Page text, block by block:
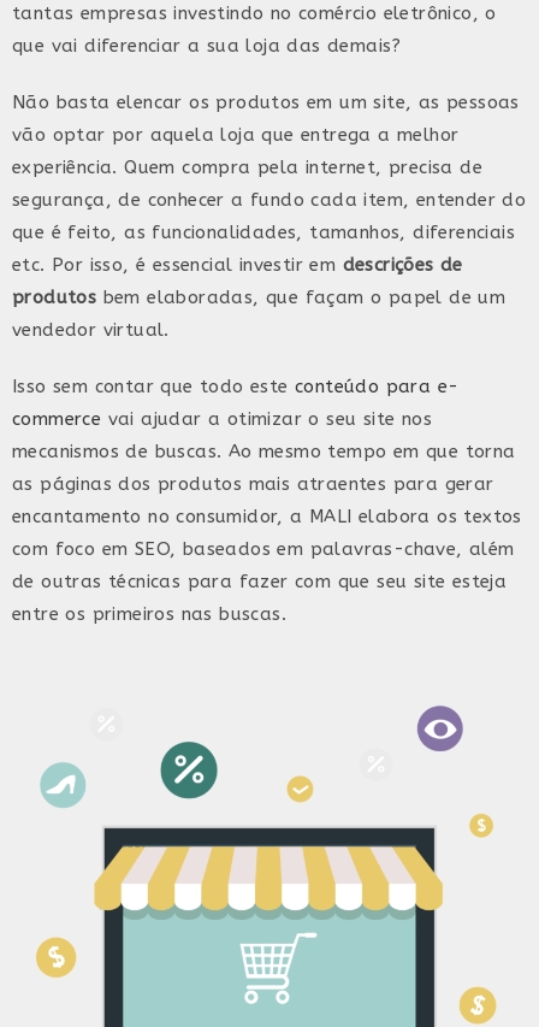
tantas empresas investindo no comércio eletrônico, o
que vai diferenciar a sua loja das demais?
Não basta elencar os produtos em um site, as pessoas
vão optar por aquela loja que entrega a melhor
experiência. Quem compra pela internet, precisa de
segurança, de conhecer a fundo cada item, entender do
que é feito, as funcionalidades, tamanhos, diferenciais
etc. Por isso, é essencial investir em descrições de
produtos bem elaboradas, que façam o papel de um
vendedor virtual.
Isso sem contar que todo este conteúdo para e-
commerce vai ajudar a otimizar o seu site nos
mecanismos de buscas. Ao mesmo tempo em que torna
as páginas dos produtos mais atraentes para gerar
encantamento no consumidor, a MALI elabora os textos
com foco em SEO, baseados em palavras-chave, além
de outras técnicas para fazer com que seu site esteja
entre os primeiros nas buscas.